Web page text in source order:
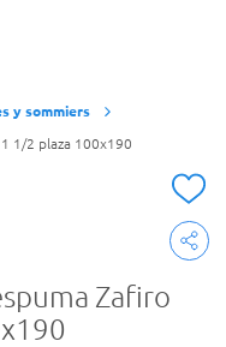
y sommiers
1/2 plaza 100x190
Zafiro